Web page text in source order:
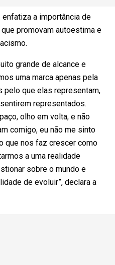
a importância de
promovam autoestima e
grande de alcance e
uma marca apenas pela
pelo que elas representam,
representados.
olho em volta, e não
comigo, eu não me sinto
que nos faz crescer como
a uma realidade
sobre o mundo e
de evoluir”, declara a